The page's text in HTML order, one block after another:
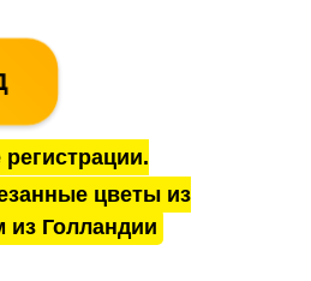
цветы из
из Голландии